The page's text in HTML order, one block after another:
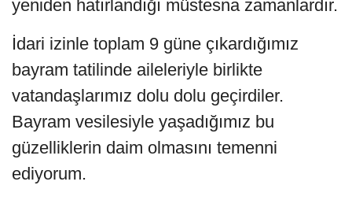
yeniden hatırlandığı müstesna zamanlardır.
İdari izinle toplam 9 güne çıkardığımız
bayram tatilinde aileleriyle birlikte
vatandaşlarımız dolu dolu geçirdiler.
Bayram vesilesiyle yaşadığımız bu
güzelliklerin daim olmasını temenni
ediyorum.